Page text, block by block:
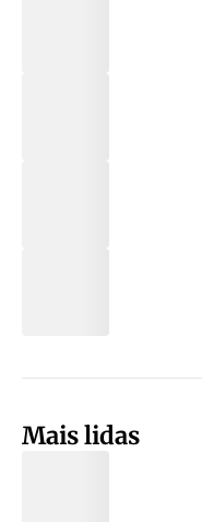
Mais lidas